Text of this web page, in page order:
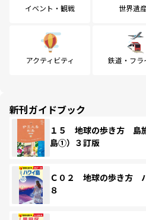
イベント・観戦 世界遺
アクティビティ 鉄道・フラ
新刊ガイドブック
１５ 地球の歩き方 島
島①）３訂版
Ｃ０２ 地球の歩き方
８